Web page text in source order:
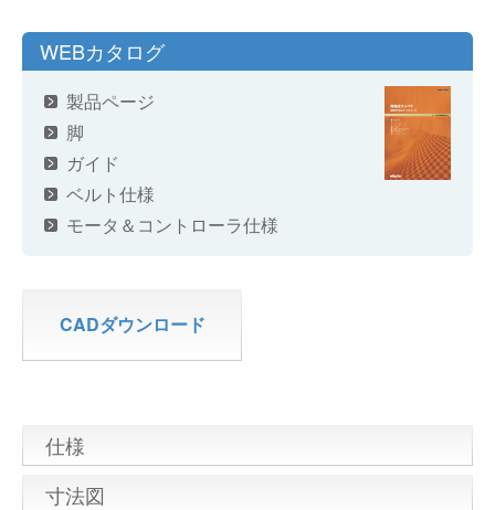
WEBカタログ
製品ページ
脚
ガイド
ベルト仕様
モータ＆コントローラ仕様
CADダウンロード
仕様
寸法図